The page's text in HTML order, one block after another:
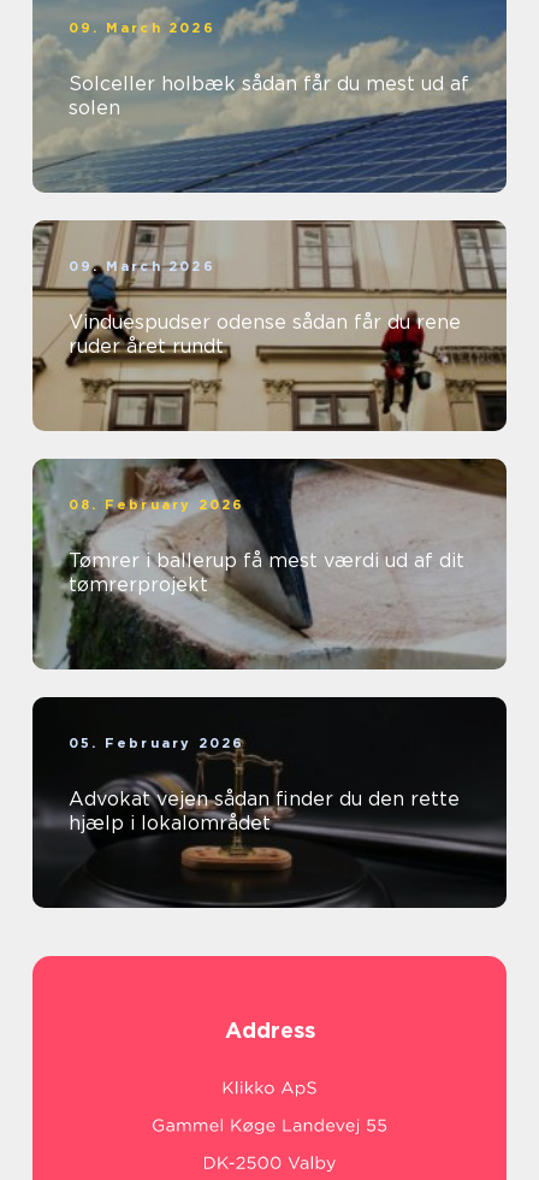
09. March 2026
Solceller holbæk sådan får du mest ud af
solen
09. March 2026
Vinduespudser odense sådan får du rene
ruder året rundt
08. February 2026
Tømrer i ballerup få mest værdi ud af dit
tømrerprojekt
05. February 2026
Advokat vejen sådan finder du den rette
hjælp i lokalområdet
Address